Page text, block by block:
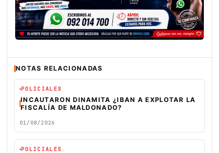
NOTAS RELACIONADAS
POLICIALES
INCAUTARON DINAMITA ¿IBAN A EXPLOTAR LA
FISCALÍA DE MALDONADO?
01/08/2026
POLICIALES